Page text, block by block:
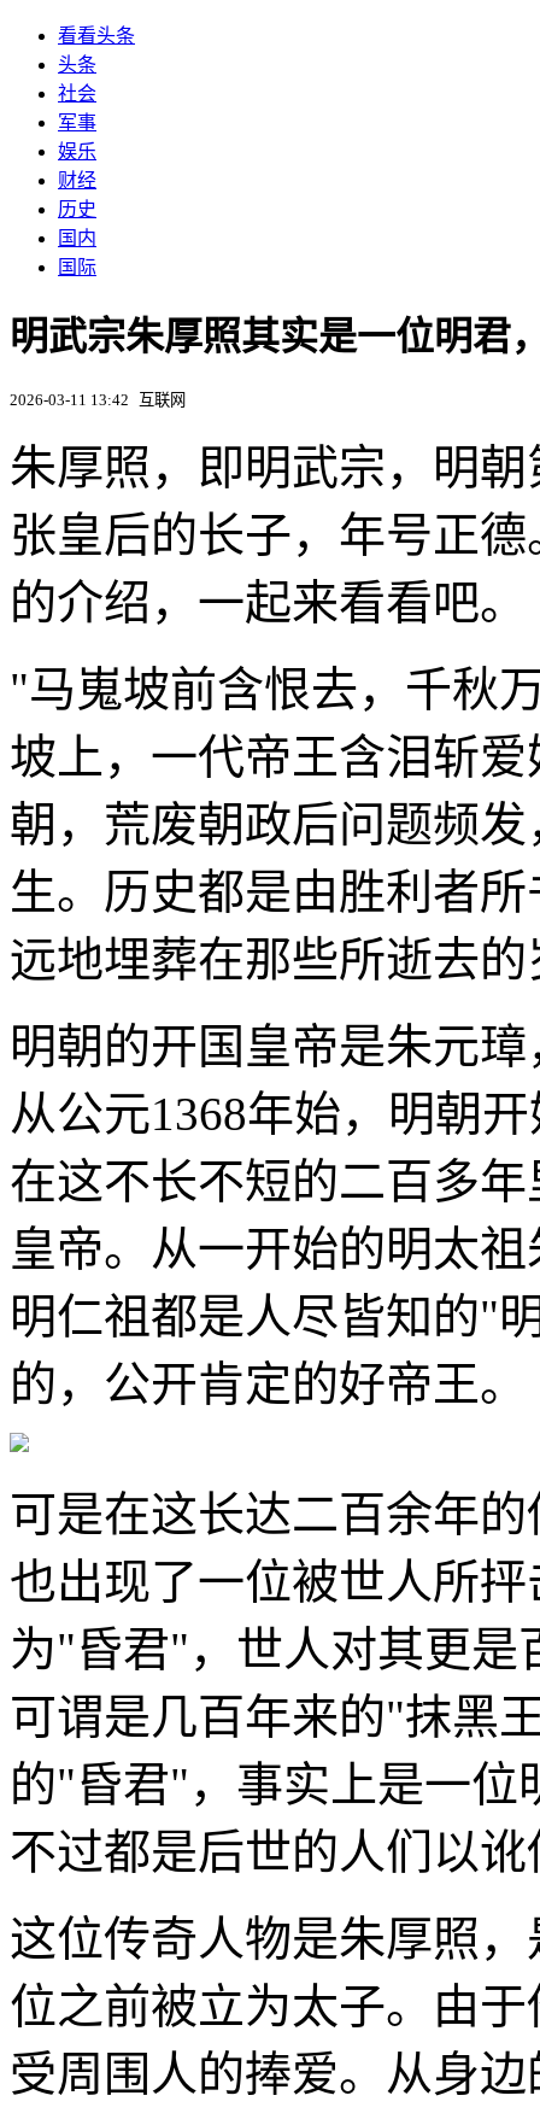
看看头条
头条
社会
军事
娱乐
财经
历史
国内
国际
明武宗朱厚照其实是一位明君
2026-03-11 13:42 互联网
朱厚照，即明武宗，明
张皇后的长子，年号正
的介绍，一起来看看吧。
"马嵬坡前含恨去，千秋
坡上，一代帝王含泪斩
朝，荒废朝政后问题频
生。历史都是由胜利者
远地埋葬在那些所逝去
明朝的开国皇帝是朱元
从公元1368年始，明朝
在这不长不短的二百多
皇帝。从一开始的明太
明仁祖都是人尽皆知的"
的，公开肯定的好帝王。
可是在这长达二百余年
也出现了一位被世人所
为"昏君"，世人对其更是
可谓是几百年来的"抹黑
的"昏君"，事实上是一位
不过都是后世的人们以
这位传奇人物是朱厚照
位之前被立为太子。由
受周围人的捧爱。从身